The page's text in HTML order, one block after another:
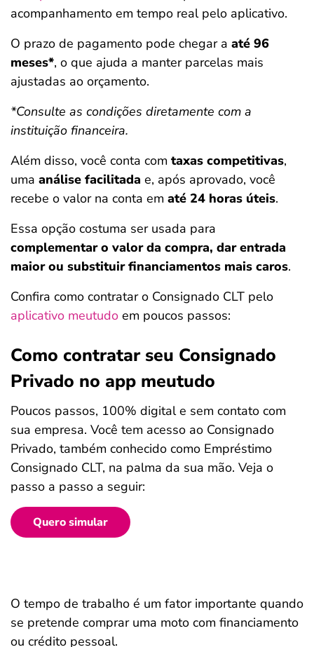
acompanhamento em tempo real pelo aplicativo.
O prazo de pagamento pode chegar a até 96
meses*, o que ajuda a manter parcelas mais
ajustadas ao orçamento.
*Consulte as condições diretamente com a
instituição financeira.
Além disso, você conta com taxas competitivas,
uma análise facilitada e, após aprovado, você
recebe o valor na conta em até 24 horas úteis.
Essa opção costuma ser usada para
complementar o valor da compra, dar entrada
maior ou substituir financiamentos mais caros.
Confira como contratar o Consignado CLT pelo
aplicativo meutudo em poucos passos:
Como contratar seu Consignado
Privado no app meutudo
Poucos passos, 100% digital e sem contato com
sua empresa. Você tem acesso ao Consignado
Privado, também conhecido como Empréstimo
Consignado CLT, na palma da sua mão. Veja o
passo a passo a seguir:
Quero simular
O tempo de trabalho é um fator importante quando
se pretende comprar uma moto com financiamento
ou crédito pessoal.